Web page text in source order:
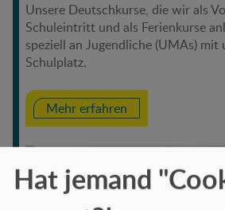
Unsere Deutschkurse, die wir als
Schuleintritt und als Ferienkurse
speziell an Jugendliche (UMAs) mit
Schulplatz.
Mehr erfahren
Hat jemand